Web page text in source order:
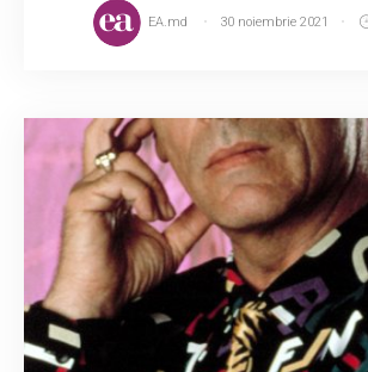
EA.md 30 noiembrie 2021